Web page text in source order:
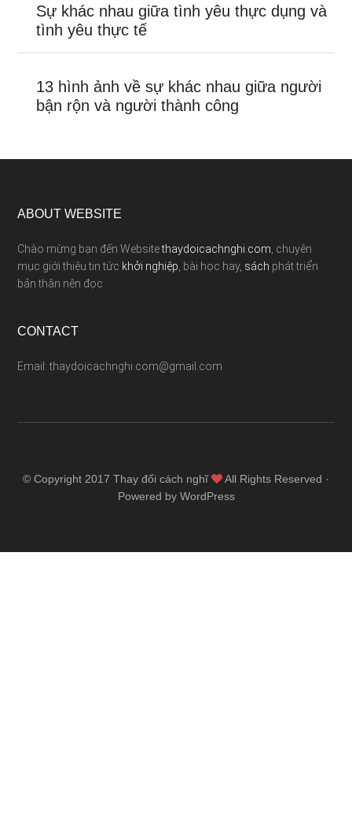
Sự khác nhau giữa tình yêu thực dụng và
tình yêu thực tế
13 hình ảnh về sự khác nhau giữa người
bận rộn và người thành công
ABOUT WEBSITE
Chào mừng bạn đến Websitethaydoicachnghi.com , chuyên
mục giới thiệu tin tức khởi nghiệp , bài học hay, sách phát triển
bản thân nên đọc
CONTACT
Email: thaydoicachnghi.com@gmail.com
© Copyright 2017 Thay đổi cách nghĩ
All Rights Reserved ·
Powered by WordPress